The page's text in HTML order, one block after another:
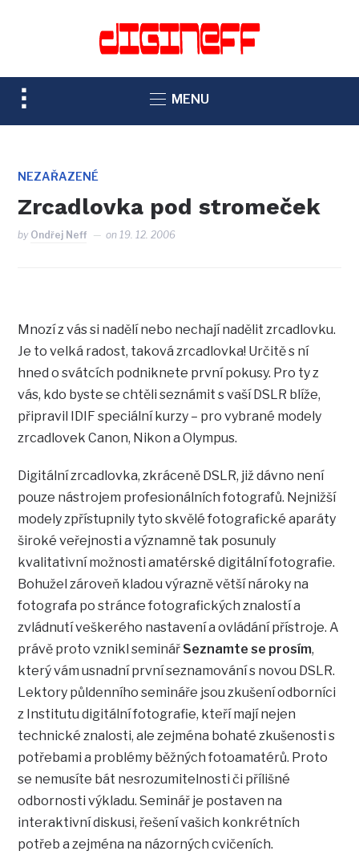
TOGGLE
SIDEBAR
NAVIGATION
MENU
NEZAŘAZENÉ
Zrcadlovka pod stromeček
by Ondřej Neff on19. 12. 2006
Mnozí z vás si nadělí nebo nechají nadělit zrcadlovku.
Je to velká radost, taková zrcadlovka! Určitě s ní
hned o svátcích podniknete první pokusy. Pro ty z
vás, kdo byste se chtěli seznámit s vaší DSLR blíže,
připravil IDIF speciální kurzy – pro vybrané modely
zrcadlovek Canon, Nikon a Olympus.
Digitální zrcadlovka, zkráceně DSLR, již dávno není
pouze nástrojem profesionálních fotografů. Nejnižší
modely zpřístupnily tyto skvělé fotografické aparáty
široké veřejnosti a významně tak posunuly
kvalitativní možnosti amatérské digitální fotografie.
Bohužel zároveň kladou výrazně větší nároky na
fotografa po stránce fotografických znalostí a
zvládnutí veškerého nastavení a ovládání přístroje. A
právě proto vznikl seminář Seznamte se prosím,
který vám usnadní první seznamování s novou DSLR.
Lektory půldenního semináře jsou zkušení odborníci
z Institutu digitální fotografie, kteří mají nejen
technické znalosti, ale zejména bohaté zkušenosti s
potřebami a problémy běžných fotoamatérů. Proto
se nemusíte bát nesrozumitelnosti či přílišné
odbornosti výkladu. Seminář je postaven na
interaktivní diskusi, řešení vašich konkrétních
potřeb a zejména na názorných cvičeních.